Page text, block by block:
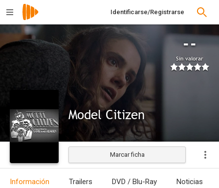
Identificarse/Registrarse
--
Sin valorar
Model Citizen
Estrenada
Marcar ficha
Información Trailers DVD / Blu-Ray Noticias